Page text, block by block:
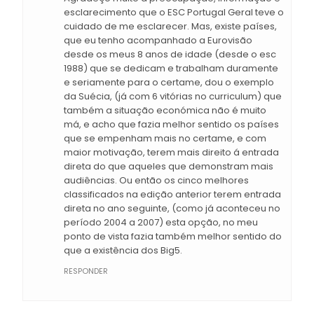
esclarecimento que o ESC Portugal Geral teve o
cuidado de me esclarecer. Mas, existe países,
que eu tenho acompanhado a Eurovisão
desde os meus 8 anos de idade (desde o esc
1988) que se dedicam e trabalham duramente
e seriamente para o certame, dou o exemplo
da Suécia, (já com 6 vitórias no curriculum) que
também a situação económica não é muito
má, e acho que fazia melhor sentido os países
que se empenham mais no certame, e com
maior motivação, terem mais direito á entrada
direta do que aqueles que demonstram mais
audiências. Ou então os cinco melhores
classificados na edição anterior terem entrada
direta no ano seguinte, (como já aconteceu no
período 2004 a 2007) esta opção, no meu
ponto de vista fazia também melhor sentido do
que a existência dos Big5.
RESPONDER